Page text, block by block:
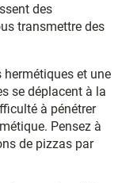
des
transmettre des
et une
se déplacent à la
à pénétrer
Pensez à
de pizzas par